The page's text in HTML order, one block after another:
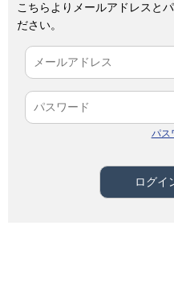
こちらよりメールアドレスと
ださい。
パス